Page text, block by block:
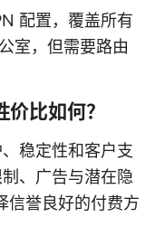
配置，覆盖所有
室，但需要路由
比如何？
稳定性和客户支
、广告与潜在隐
信誉良好的付费方